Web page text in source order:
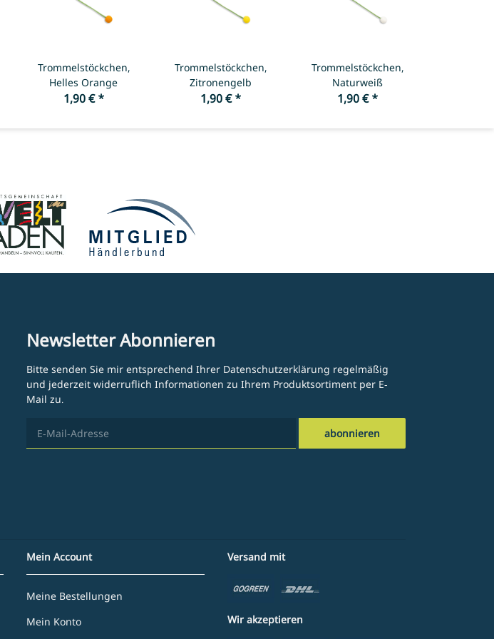
Trommelstöckchen,
Helles Orange
1,90 €*
Trommelstöckchen,
Zitronengelb
1,90 €*
Trommelstöckchen,
Naturweiß
1,90 €*
Newsletter Abonnieren
Bitte senden Sie mir entsprechend Ihrer Datenschutzerklärung regelmäßig
und jederzeit widerruflich Informationen zu Ihrem Produktsortiment per E-
Mail zu.
abonnieren
Mein Account
Meine Bestellungen
Mein Konto
Versand mit
Wir akzeptieren